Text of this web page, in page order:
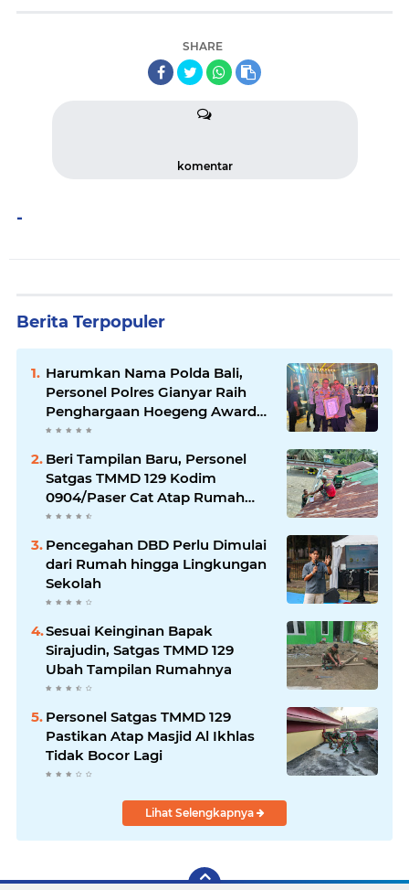
SHARE
komentar
-
Berita Terpopuler
Harumkan Nama Polda Bali,
Personel Polres Gianyar Raih
Penghargaan Hoegeng Awards
2026
Beri Tampilan Baru, Personel
Satgas TMMD 129 Kodim
0904/Paser Cat Atap Rumah
Marbot
Pencegahan DBD Perlu Dimulai
dari Rumah hingga Lingkungan
Sekolah
Sesuai Keinginan Bapak
Sirajudin, Satgas TMMD 129
Ubah Tampilan Rumahnya
Personel Satgas TMMD 129
Pastikan Atap Masjid Al Ikhlas
Tidak Bocor Lagi
Lihat Selengkapnya